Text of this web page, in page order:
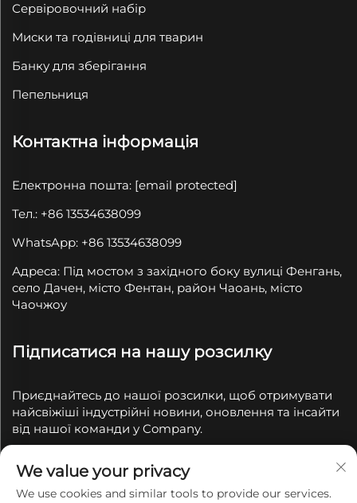
Сервіровочний набір
Миски та годівниці для тварин
Банку для зберігання
Пепельниця
Контактна інформація
Електронна пошта: [email protected]
Тел.: +86 13534638099
WhatsApp: +86 13534638099
Адреса: Під мостом з західного боку вулиці Фенгань,
село Дачен, місто Фентан, район Чаоань, місто
Чаочжоу
Підписатися на нашу розсилку
Приєднайтесь до нашої розсилки, щоб отримувати
найсвіжіші індустрійні новини, оновлення та інсайти
від нашої команди у Company.
We value your privacy
We use cookies and similar tools to provide our services.